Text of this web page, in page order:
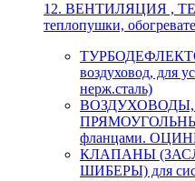
12. ВЕНТИЛЯЦИЯ ,
теплопушки,
воздуховод, для
нерж.сталь)
фланцами.
КЛАПАНЫ
ШИБЕРЫ) для